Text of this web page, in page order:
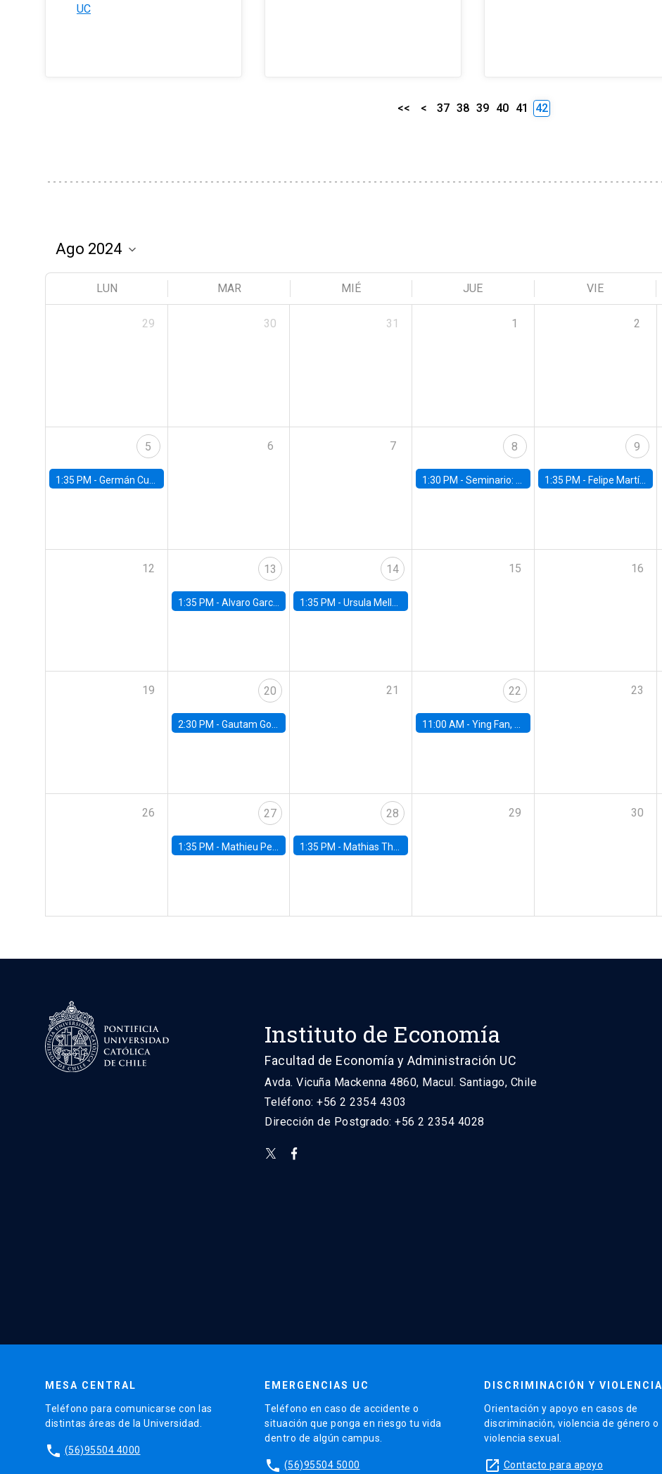
UC
<< < 37 38 39 40 41 42
LUN MAR MIÉ JUE VIE
29 30 31 1 2
5
1:35 PM - Germán Cubas, University of Houston
6 7 8
1:30 PM -Seminario: “Recuperando la humanidad para progresar en la era de la IA»
9
1:35 PM - Felipe Martínez, alumno Doctorado en Economía UC
12 13
1:35 PM - Alvaro Garcia-Marin, Universidad de Los Andes
14
1:35 PM -Ursula Mello, Insper - Institute of Education and Research
15 16
19 20
2:30 PM - Gautam Gowrisankaran, Columbia University
21 22
11:00 AM -Ying Fan, University of Michigan
23
26 27
1:35 PM - Mathieu Pedemonte, IDB
28
1:35 PM - Mathias Thoenig, University of Lausanne
29 30
Instituto de Economía
Facultad de Economía y Administración UC
Avda. Vicuña Mackenna 4860, Macul. Santiago, Chile
Teléfono: +56 2 2354 4303
Dirección de Postgrado: +56 2 2354 4028
MESA CENTRAL
Teléfono para comunicarse con las
distintas áreas de la Universidad.
phone (56)95504 4000
EMERGENCIAS UC
Teléfono en caso de accidente o
situación que ponga en riesgo tu vida
dentro de algún campus.
phone (56)95504 5000
DISCRIMINACIÓN Y VIOLENCIA
Orientación y apoyo en casos de
discriminación, violencia de género o
violencia sexual.
launch Contacto para apoyo